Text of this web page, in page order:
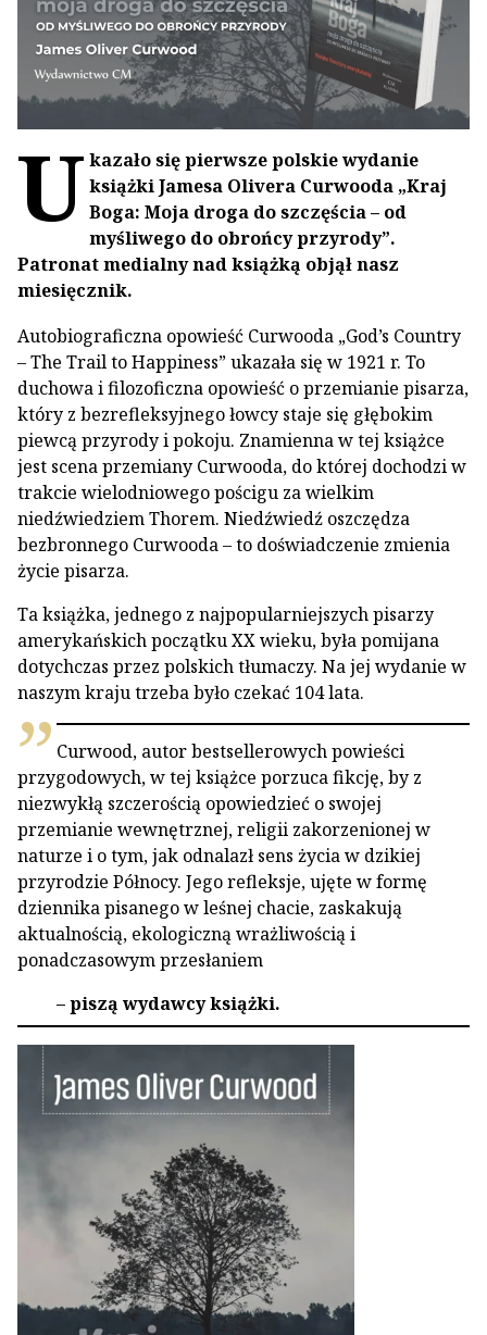
U kazało się pierwsze polskie wydanie
książki Jamesa Olivera Curwooda „Kraj
Boga: Moja droga do szczęścia – od
myśliwego do obrońcy przyrody”.
Patronat medialny nad książką objął nasz
miesięcznik.
Autobiograficzna opowieść Curwooda „God’s Country
– The Trail to Happiness” ukazała się w 1921 r. To
duchowa i filozoficzna opowieść o przemianie pisarza,
który z bezrefleksyjnego łowcy staje się głębokim
piewcą przyrody i pokoju. Znamienna w tej książce
jest scena przemiany Curwooda, do której dochodzi w
trakcie wielodniowego pościgu za wielkim
niedźwiedziem Thorem. Niedźwiedź oszczędza
bezbronnego Curwooda – to doświadczenie zmienia
życie pisarza.
Ta książka, jednego z najpopularniejszych pisarzy
amerykańskich początku XX wieku, była pomijana
dotychczas przez polskich tłumaczy. Na jej wydanie w
naszym kraju trzeba było czekać 104 lata.
Curwood, autor bestsellerowych powieści
przygodowych, w tej książce porzuca fikcję, by z
niezwykłą szczerością opowiedzieć o swojej
przemianie wewnętrznej, religii zakorzenionej w
naturze i o tym, jak odnalazł sens życia w dzikiej
przyrodzie Północy. Jego refleksje, ujęte w formę
dziennika pisanego w leśnej chacie, zaskakują
aktualnością, ekologiczną wrażliwością i
ponadczasowym przesłaniem
– piszą wydawcy książki.